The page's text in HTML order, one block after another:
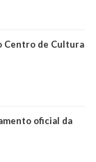
Centro de Cultura
oficial da